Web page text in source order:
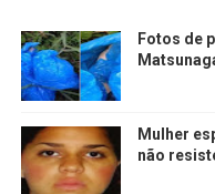
Fotos de
Mulher
não